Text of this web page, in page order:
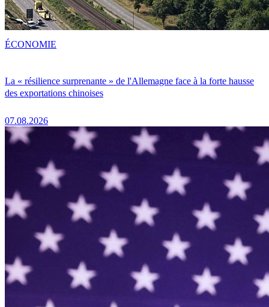
La « résilience surprenante » de l'Allemagne face à la forte hausse
des exportations chinoises
07.08.2026
ÉCONOMIE